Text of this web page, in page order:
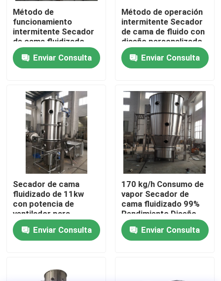
Productos
Sobre nosotros
Viaje de la fábrica
Control de calidad
Contacto los E.E.U.U.
Noticias
Pida una cita
Granulador de lecho fluido
Método de
funcionamiento
intermitente Secador
de cama fluidizado
para alta evaporación
de agua de 160-210
KG/h
Enviar Consulta
Método de operación
intermitente Secador
de cama de fluido con
diseño personalizado
y 1 cobertura
Enviar Consulta
Secador de cama
fluidizado de 11kw
con potencia de
ventilador para
rendimiento alto 99 y
99% Enviar Consulta
170 kg/h Consumo de
vapor Secador de
cama fluidizado 99%
Rendimiento Diseño
personalizable
Enviar Consulta